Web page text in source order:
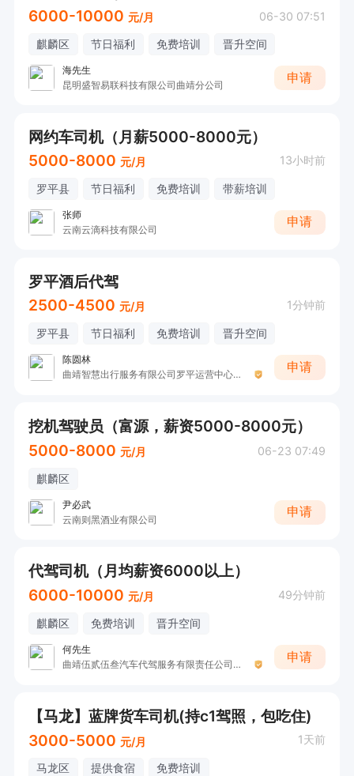
6000-10000 元/月 06-30 07:51
麒麟区 节日福利 免费培训 晋升空间
海先生
昆明盛智易联科技有限公司曲靖分公司
申请
网约车司机（月薪5000-8000元）
5000-8000 元/月 13小时前
罗平县 节日福利 免费培训 带薪培训
张师
云南云滴科技有限公司
申请
罗平酒后代驾
2500-4500 元/月 1分钟前
罗平县 节日福利 免费培训 晋升空间
陈圆林
曲靖智慧出行服务有限公司罗平运营中心（0874代驾）
申请
挖机驾驶员（富源，薪资5000-8000元）
5000-8000 元/月 06-23 07:49
麒麟区
尹必武
云南则黑酒业有限公司
申请
代驾司机（月均薪资6000以上）
6000-10000 元/月 49分钟前
麒麟区 免费培训 晋升空间
何先生
曲靖伍贰伍叁汽车代驾服务有限责任公司（525代驾）
申请
【马龙】蓝牌货车司机(持c1驾照，包吃住)
3000-5000 元/月 1天前
马龙区 提供食宿 免费培训